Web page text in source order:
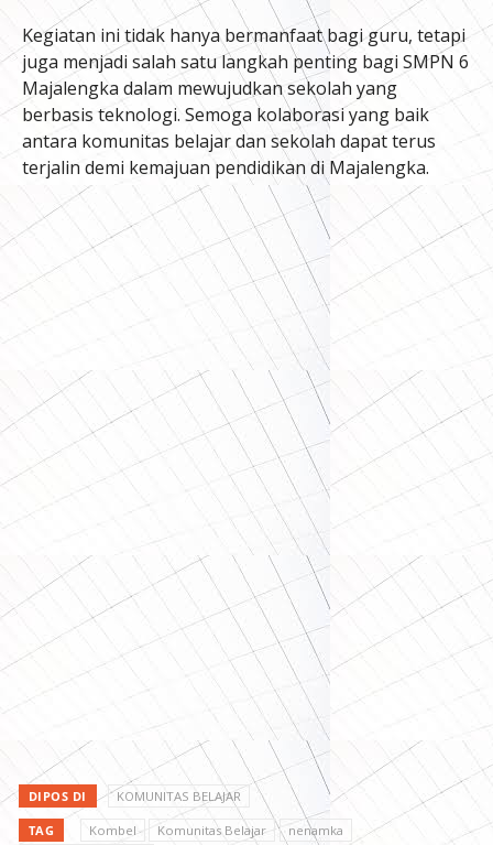
Kegiatan ini tidak hanya bermanfaat bagi guru, tetapi
juga menjadi salah satu langkah penting bagi SMPN 6
Majalengka dalam mewujudkan sekolah yang
berbasis teknologi. Semoga kolaborasi yang baik
antara komunitas belajar dan sekolah dapat terus
terjalin demi kemajuan pendidikan di Majalengka.
DIPOS DI KOMUNITAS BELAJAR
TAG Kombel Komunitas Belajar
nenamka